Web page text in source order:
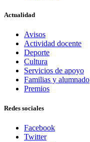
Actualidad
Avisos
Actividad docente
Deporte
Cultura
Servicios de apoyo
Familias y alumnado
Premios
Redes sociales
Facebook
Twitter